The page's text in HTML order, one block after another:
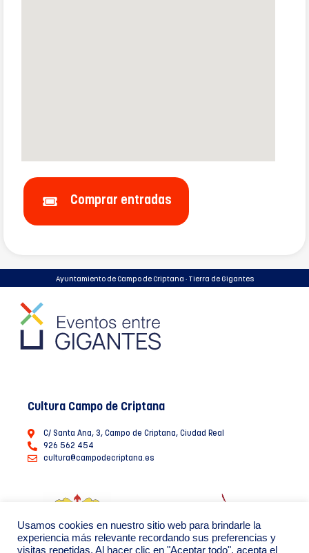
Comprar entradas
Ayuntamiento de Campo de Criptana · Tierra de Gigantes
Cultura Campo de Criptana
C/ Santa Ana, 3, Campo de Criptana, Ciudad Real
926 562 454
cultura@campodecriptana.es
Usamos cookies en nuestro sitio web para brindarle la
experiencia más relevante recordando sus preferencias y
visitas repetidas. Al hacer clic en "Aceptar todo", acepta el